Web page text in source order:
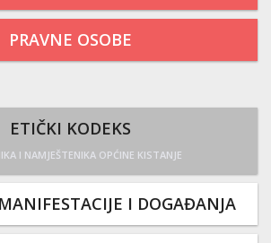
PRAVNE OSOBE
ETIČKI KODEKS
I NAMJEŠTENIKA OPĆINE KISTANJE
I DOGAĐANJA